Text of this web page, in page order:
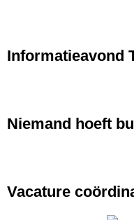
Informatieavond
Niemand hoeft
Vacature